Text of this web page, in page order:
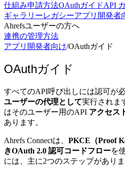
仕組み申請方法OAuthガイドAPI
ギャラリーレガシーアプリ開発者
Ahrefsユーザーの方へ
連携の管理方法
アプリ開発者向け/OAuthガイド
OAuthガイド
すべてのAPI呼び出しには認可が必
ユーザーの代理として実行されま
はそのユーザー用のAPI アクセス
あります。
Ahrefs Connectは、 PKCE（Proof
きOAuth 2.0 認可コードフローを
には、主に2つのステップがあり